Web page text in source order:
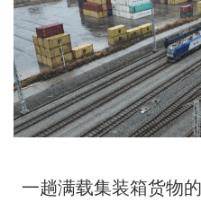
一趟满载集装箱货物